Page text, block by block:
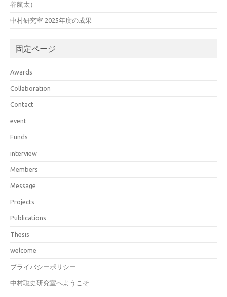
谷航太）
中村研究室 2025年度の成果
固定ページ
Awards
Collaboration
Contact
event
Funds
interview
Members
Message
Projects
Publications
Thesis
welcome
プライバシーポリシー
中村聡史研究室へようこそ